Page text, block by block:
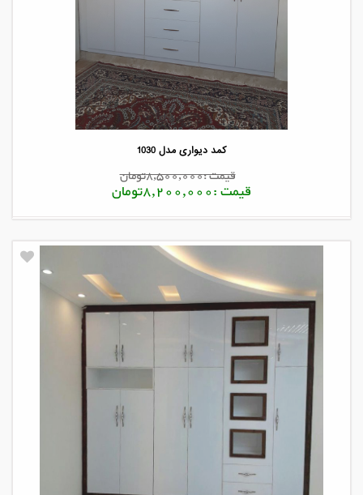
کمد دیواری مدل 1030
قیمت :8,500,000تومان
قیمت :8,200,000تومان